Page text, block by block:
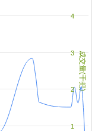
成交量(千把)
1
2
3
4